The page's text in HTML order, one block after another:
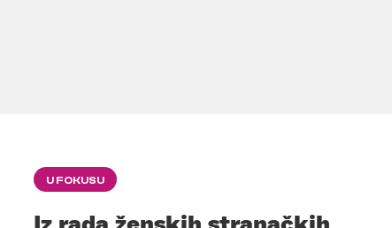
U FOKUSU